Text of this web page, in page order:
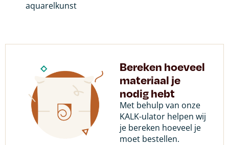
aquarelkunst
Bereken hoeveel
materiaal je
nodig hebt
Met behulp van onze
KALK-ulator helpen wij
je bereken hoeveel je
moet bestellen.